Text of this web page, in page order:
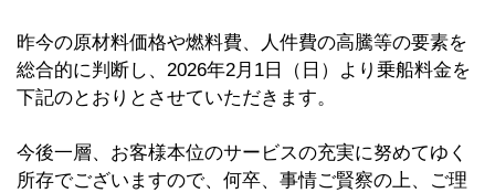
昨今の原材料価格や燃料費、人件費の高騰等の要素を
総合的に判断し、2026年2月1日（日）より乗船料金を
下記のとおりとさせていただきます。
今後一層、お客様本位のサービスの充実に努めてゆく
所存でございますので、何卒、事情ご賢察の上、ご理